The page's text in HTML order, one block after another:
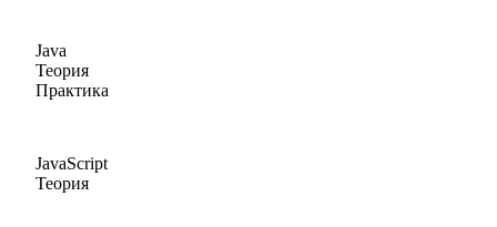
Java
Теория
Практика
JavaScript
Теория